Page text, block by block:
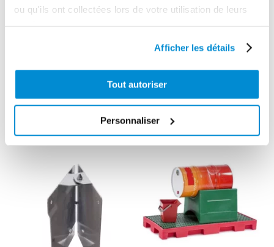
ou qu'ils ont collectées lors de votre utilisation de leurs
Afficher les détails
Tout autoriser
Personnaliser
acier pour
enrouleur “Type
A et B”
Pivot
orientable pour
enrouleur 8 m
spécial AdBlue